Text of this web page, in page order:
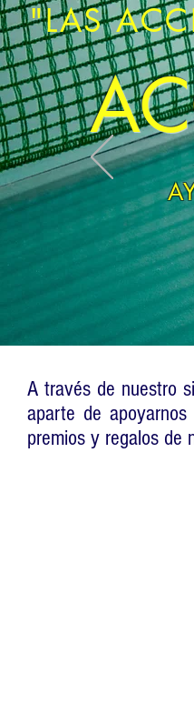
"LAS
A través de nuestro
aparte de
premios y regalos de